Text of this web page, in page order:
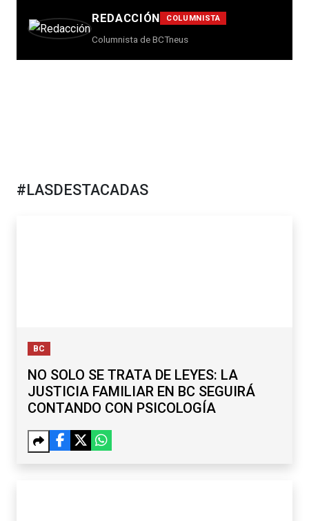
REDACCIÓN COLUMNISTA
Columnista de BCTneus
#LASDESTACADAS
BC
NO SOLO SE TRATA DE LEYES: LA
JUSTICIA FAMILIAR EN BC SEGUIRÁ
CONTANDO CON PSICOLOGÍA